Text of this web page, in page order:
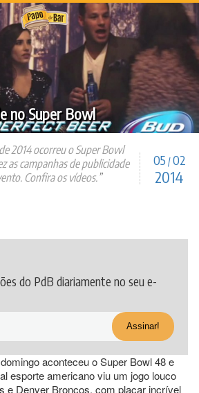
no Super Bowl
05 /02
2014
2014 ocorreu o Super Bowl
as campanhas de publicidade
Confira os vídeos.
do PdB diariamente no seu e-
aconteceu o Super Bowl 48 e
esporte americano viu um jogo louco
e Denver Broncos, com placar incrível